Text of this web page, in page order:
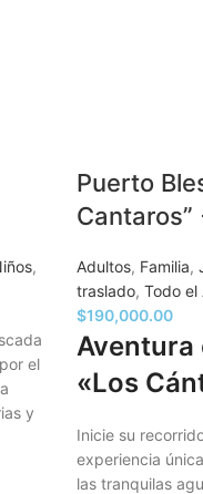
,
el
y
Puerto
Adultos, Familia,
traslado, Todo el
$190,000.00
Aventura
«Los
Inicie su
experiencia
las tranquilas